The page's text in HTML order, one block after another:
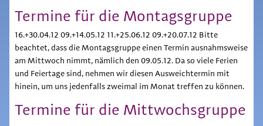
Termine für die Montagsgruppe
16.+30.04.12 09.+14.05.12 11.+25.06.12 09.+20.07.12 Bitte
beachtet, dass die Montagsgruppe einen Termin ausnahmsweise
am Mittwoch nimmt, nämlich den 09.05.12. Da so viele Ferien
und Feiertage sind, nehmen wir diesen Ausweichtermin mit
hinein, um uns jedenfalls zweimal im Monat treffen zu können.
Termine für die Mittwochsgruppe